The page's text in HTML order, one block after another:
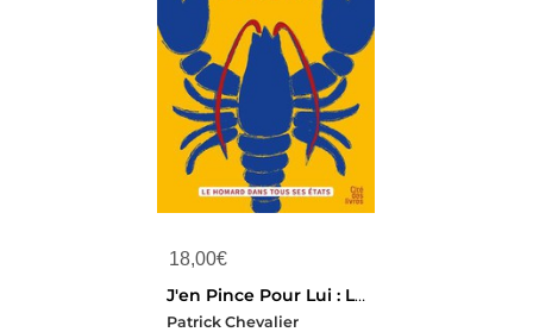
18,00€
J'en Pince Pour Lui : Le Homard Dans Tous Ces Etats
Patrick Chevalier